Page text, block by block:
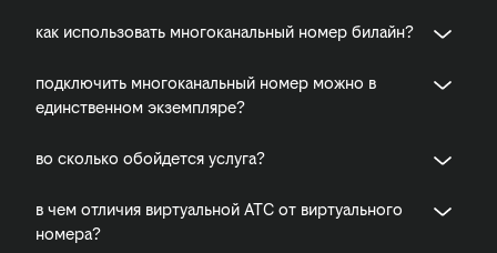
как использовать многоканальный номер билайн?
подключить многоканальный номер можно в
единственном экземпляре?
во сколько обойдется услуга?
в чем отличия виртуальной АТС от виртуального
номера?